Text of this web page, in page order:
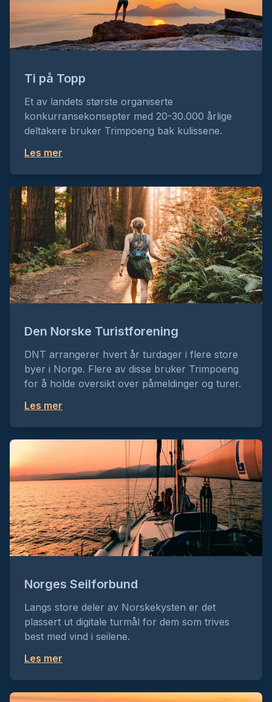
Ti på Topp
Et av landets største organiserte
konkurransekonsepter med 20-30.000 årlige
deltakere bruker Trimpoeng bak kulissene.
Les mer
Den Norske Turistforening
DNT arrangerer hvert år turdager i flere store
byer i Norge. Flere av disse bruker Trimpoeng
for å holde oversikt over påmeldinger og turer.
Les mer
Norges Seilforbund
Langs store deler av Norskekysten er det
plassert ut digitale turmål for dem som trives
best med vind i seilene.
Les mer